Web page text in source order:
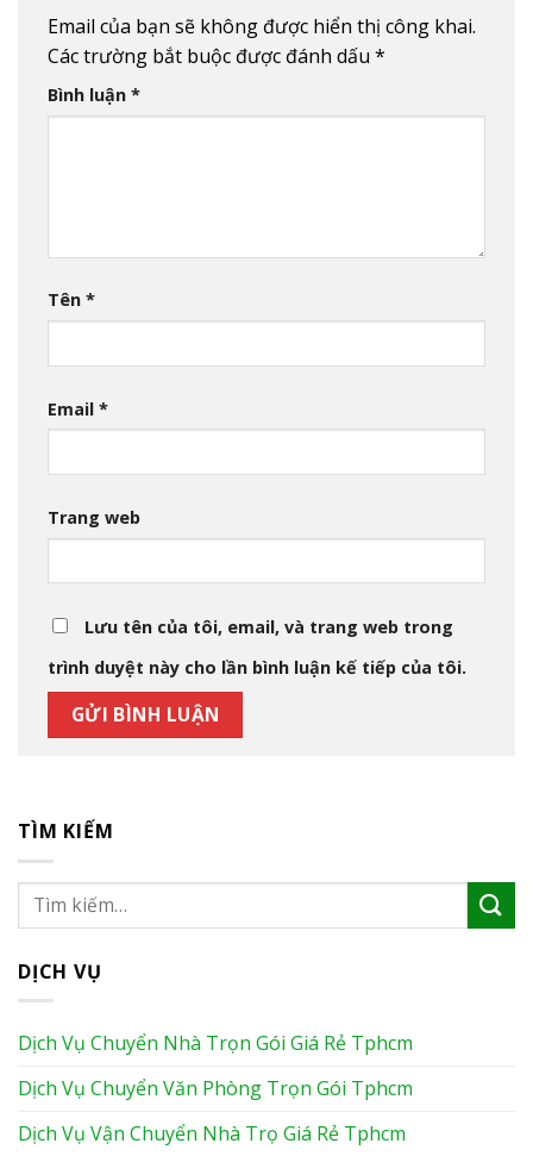
Email của bạn sẽ không được hiển thị công khai.
Các trường bắt buộc được đánh dấu *
Bình luận *
Tên *
Email *
Trang web
Lưu tên của tôi, email, và trang web trong
trình duyệt này cho lần bình luận kế tiếp của tôi.
TÌM KIẾM
DỊCH VỤ
Dịch Vụ Chuyển Nhà Trọn Gói Giá Rẻ Tphcm
Dịch Vụ Chuyển Văn Phòng Trọn Gói Tphcm
Dịch Vụ Vận Chuyển Nhà Trọ Giá Rẻ Tphcm